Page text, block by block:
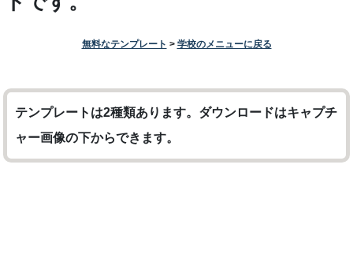
無料なテンプレート > 学校のメニューに戻る
テンプレートは2種類あります。ダウンロードはキャプチ
ャー画像の下からできます。